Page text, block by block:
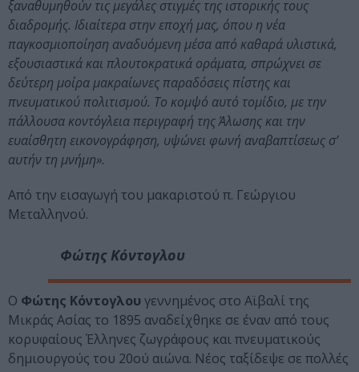
ξαναθυμηθούν τις μεγάλες στιγμές της ιστορικής τους
διαδρομής. Ιδιαίτερα στην εποχή μας, όπου η νέα
παγκοσμιοποίηση αναδυόμενη μέσα από καθαρά υλιστικά,
εξουσιαστικά και πλουτοκρατικά οράματα, σπρώχνει σε
δεύτερη μοίρα μακραίωνες παραδόσεις πίστης και
πνευματικού πολιτισμού. Το κομψό αυτό τομίδιο, με την
πάλλουσα κοντόγλεια περιγραφή της Άλωσης και την
ευαίσθητη εικονογράφηση, υψώνει φωνή αναβαπτίσεως σ’
αυτήν τη μνήμη».
Από την εισαγωγή του μακαριστού π. Γεώργιου
Μεταλληνού.
Φώτης Κόντογλου
Ο Φώτης Κόντογλου γεννημένος στο Αϊβαλί της
Μικράς Ασίας το 1895 αναδείχθηκε σε έναν από τους
κορυφαίους Έλληνες ζωγράφους και πνευματικούς
δημιουργούς του 20ού αιώνα. Νέος ταξίδεψε σε πολλές